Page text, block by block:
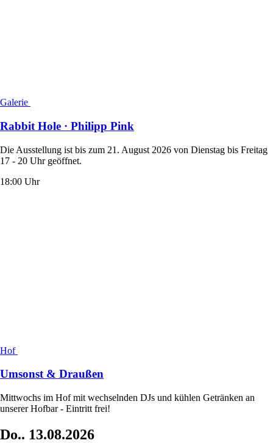
Galerie
Rabbit Hole · Philipp Pink
Die Ausstellung ist bis zum 21. August 2026 von Dienstag bis Freitag
17 - 20 Uhr geöffnet.
18:00 Uhr
Hof
Umsonst & Draußen
Mittwochs im Hof mit wechselnden DJs und kühlen Getränken an
unserer Hofbar - Eintritt frei!
Do.. 13.08.2026